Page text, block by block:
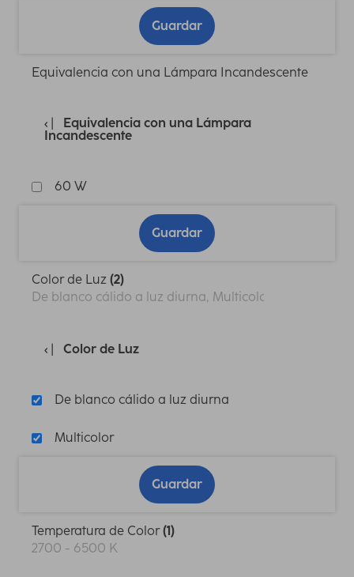
Guardar
Equivalencia con una Lámpara Incandescente
Equivalencia con una Lámpara
Incandescente
60 W
Guardar
Color de Luz (2)
De blanco cálido a luz diurna, Multicolor
Color de Luz
De blanco cálido a luz diurna
Multicolor
Guardar
Temperatura de Color(1)
2700 - 6500 K